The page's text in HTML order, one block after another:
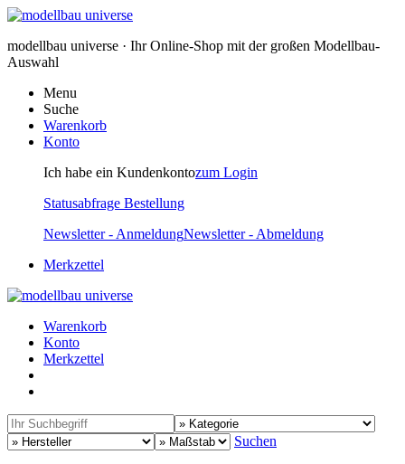
modellbau universe · Ihr Online-Shop mit der großen Modellbau-
Auswahl
Menu
Suche
Warenkorb
Konto
Ich habe ein Kundenkontozum Login
Statusabfrage Bestellung
Newsletter - AnmeldungNewsletter - Abmeldung
Merkzettel
Warenkorb
Konto
Merkzettel
Suchen